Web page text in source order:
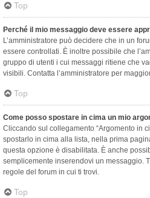
Top
Perché il mio messaggio deve essere
L’amministratore può decidere che in un
essere controllati. È inoltre possibile che
gruppo di utenti i cui messaggi ritiene che
visibili. Contatta l’amministratore per
Top
Come posso spostare in cima un mio
Cliccando sul collegamento “Argomento in
spostarlo in cima alla lista, nella prima
questa opzione è disabilitata. È anche
semplicemente inserendovi un messaggio.
regole del forum in cui ti trovi.
Top